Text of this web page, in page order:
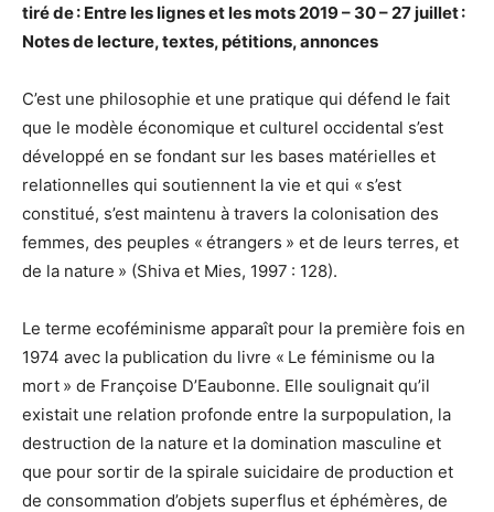
tiré de : Entre les lignes et les mots 2019 – 30 – 27 juillet :
Notes de lecture, textes, pétitions, annonces
C’est une philosophie et une pratique qui défend le fait
que le modèle économique et culturel occidental s’est
développé en se fondant sur les bases matérielles et
relationnelles qui soutiennent la vie et qui « s’est
constitué, s’est maintenu à travers la colonisation des
femmes, des peuples « étrangers » et de leurs terres, et
de la nature » (Shiva et Mies, 1997 : 128).
Le terme ecoféminisme apparaît pour la première fois en
1974 avec la publication du livre « Le féminisme ou la
mort » de Françoise D’Eaubonne. Elle soulignait qu’il
existait une relation profonde entre la surpopulation, la
destruction de la nature et la domination masculine et
que pour sortir de la spirale suicidaire de production et
de consommation d’objets superflus et éphémères, de